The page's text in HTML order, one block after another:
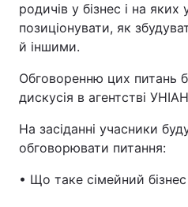
родичів у бізнес і на
позиціонувати, як
й іншими.
Обговоренню цих питань
дискусія в агентстві
На засіданні учасники
обговорювати питання:
• Що таке сімейний бізнес